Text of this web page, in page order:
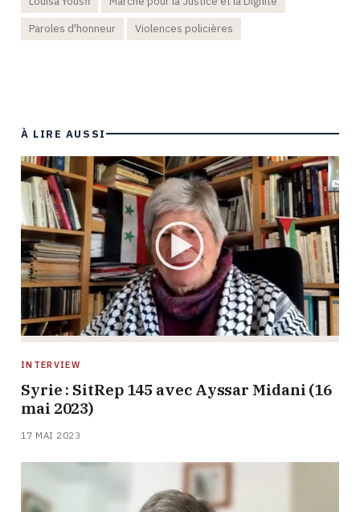
Paroles d'honneur
Violences policières
À LIRE AUSSI
INTERVIEW
Syrie : SitRep 145 avec Ayssar Midani (16
mai 2023)
17 MAI 2023